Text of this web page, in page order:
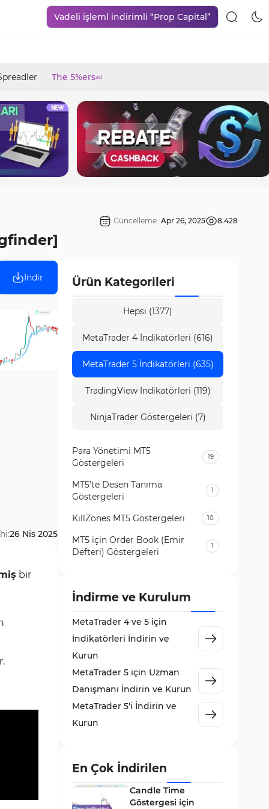
Vadeli işleml indirimli “Prop Capital”
The 5%ersad
Güncelleme: Apr 26, 2025 8.428
İndir
26 Nis 2025
bir
Ürün Kategorileri
Hepsi (1377)
MetaTrader 4 İndikatörleri (616)
MetaTrader 5 İndikatörleri (635)
TradingView İndikatörleri (119)
NinjaTrader Göstergeleri (7)
Para Yönetimi MT5
Göstergeleri
19
MT5’te Desen Tanıma
Göstergeleri
1
KillZones MT5 Göstergeleri 10
MT5 için Order Book (Emir
Defteri) Göstergeleri
1
Destek ve Direnç MT5
Likidite MT5 Göstergeleri 65
MetaTrader 5 için Order Flow
MetaTrader 5 için Expert
Advisor (EA)
MetaTrader 5 için Zigzag
Göstergeleri
MetaTrader 5 için Volume
Profile Göstergeleri
İndirme ve Kurulum
MetaTrader 4 ve 5 için
İndikatörleri İndirin ve
Kurun
MetaTrader 5 için Uzman
Danışmanı İndirin ve Kurun
MetaTrader 5'i İndirin ve
Kurun
En Çok İndirilen
Candle Time
Göstergesi için